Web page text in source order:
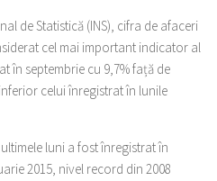
de Statistică (INS), cifra de afaceri
cel mai important indicator al
în septembrie cu 9,7% față de
celui înregistrat în lunile
luni a fost înregistrat în
2015, nivel record din 2008